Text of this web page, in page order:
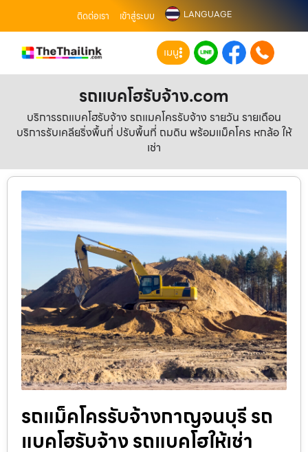
ติดต่อเรา เข้าสู่ระบบ LANGUAGE
เมนู
รถแบคโฮรับจ้าง.com
บริการรถแบคโฮรับจ้าง รถแมคโครรับจ้าง รายวัน รายเดือน
บริการรับเคลียริ่งพื้นที่ ปรับพื้นที่ ถมดิน พร้อมแม็คโคร หกล้อ ให้
เช่า
รถแม็คโครรับจ้างกาญจนบุรี รถ
แบคโฮรับจ้าง รถแบคโฮให้เช่า